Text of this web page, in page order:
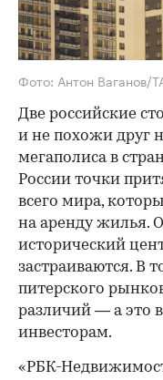
Фото: Антон Ваганов/
Две российские
и не похожи друг
мегаполиса в
России точки
всего мира,
на аренду жилья.
исторический
застраиваются. В
питерского
различий — а это
инвесторам.
«РБК-